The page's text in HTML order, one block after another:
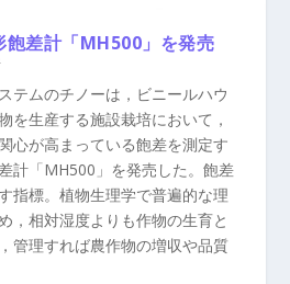
飽差計「MH500」を発売
テムのチノーは，ビニールハウ
を生産する施設栽培において，
心が高まっている飽差を測定す
計「MH500」を発売した。飽差
指標。植物生理学で普遍的な理
，相対湿度よりも作物の生育と
管理すれば農作物の増収や品質